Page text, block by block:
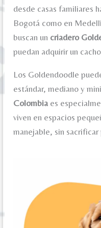
desde casas familiares
Bogotá como en
buscan un criadero
puedan adquirir un
Los Goldendoodle
estándar, mediano y
Colombia es
viven en espacios
manejable, sin